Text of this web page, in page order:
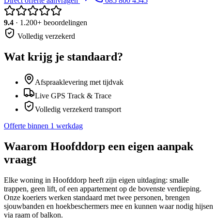
9.4 · 1.200+ beoordelingen
Volledig verzekerd
Wat krijg je standaard?
Afspraaklevering met tijdvak
Live GPS Track & Trace
Volledig verzekerd transport
Offerte binnen 1 werkdag
Waarom Hoofddorp een eigen aanpak
vraagt
Elke woning in Hoofddorp heeft zijn eigen uitdaging: smalle
trappen, geen lift, of een appartement op de bovenste verdieping.
Onze koeriers werken standaard met twee personen, brengen
sjouwbanden en hoekbeschermers mee en kunnen waar nodig hijsen
via raam of balkon.